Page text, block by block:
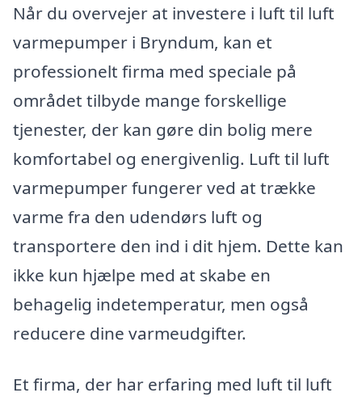
Når du overvejer at investere i luft til luft
varmepumper i Bryndum, kan et
professionelt firma med speciale på
området tilbyde mange forskellige
tjenester, der kan gøre din bolig mere
komfortabel og energivenlig. Luft til luft
varmepumper fungerer ved at trække
varme fra den udendørs luft og
transportere den ind i dit hjem. Dette kan
ikke kun hjælpe med at skabe en
behagelig indetemperatur, men også
reducere dine varmeudgifter.
Et firma, der har erfaring med luft til luft